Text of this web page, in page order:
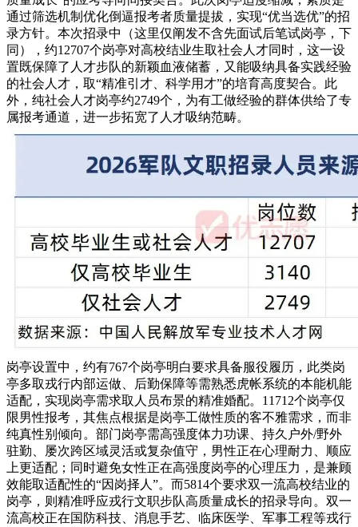
通过筛选机制优化倒逼报考者质量提拔，实现“优当选优”的招
录方针。本次招录中（这里仅阐发不含先面试后笔试岗亭，下
同），约12707个岗亭对高校结业生取社会人才同时，这一设
置既保障了人才步队的新颖血液储蓄，又能吸纳具备实践经验
的社会人才，取“精准引才、科学用才”的培育高度契合。此
外，纯社会人才岗亭约2749个，为有工做经验的群体供给了专
属报考通道，进一步拓宽了人才吸纳范畴。
岗亭设置中，约有767个岗亭明白要求具备服役履历，此类岗
亭多取戎行内部运做、后勤保障等需熟悉虎帐系统的本能机能
适配，实现岗亭需求取人员布景的精准婚配。11712个岗亭仅
限男性报考，其焦点根据是岗亭工做性质的客不雅需求，而非
纯真性别倾向。部门岗亭需高强度体力功课、持久户外/野外
驻勤、屡次跨区域灵活或复杂值守，男性正在心理耐力、顺应
上更适配；同时避免女性正在高强度岗亭的心理压力，是兼顾
效能取适配性的“因岗择人”。而5814个要求双一流高校结业的
岗亭，则精准呼应戎行文职步队高质量成长的招录导向。双一
流高校正在国防科技、消息手艺、临床医学、军事工程等戎行